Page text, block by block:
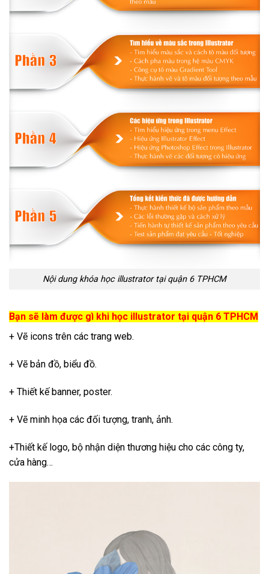
Nội dung khóa học illustrator tại quận 6 TPHCM
Bạn sẽ làm được gì khi học illustrator tại quận 6 TPHCM
+ Vẽ icons trên các trang web.
+ Vẽ bản đồ, biểu đồ.
+ Thiết kế banner, poster.
+ Vẽ minh họa các đối tượng, tranh, ảnh.
+Thiết kế logo, bộ nhận diện thương hiệu cho các công ty,
cửa hàng…